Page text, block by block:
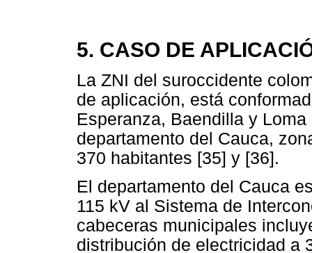
5. CASO DE
La ZNI del suroccidente
de aplicación, está
Esperanza, Baendilla y
departamento del Cauca,
370 habitantes [35] y [36].
El departamento del Cauca
115 kV al Sistema de
cabeceras municipales
distribución de electricidad a